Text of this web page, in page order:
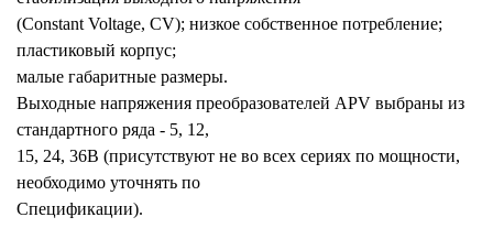
(Constant Voltage, CV); низкое собственное потребление;
пластиковый корпус;
малые габаритные размеры.
Выходные напряжения преобразователей APV выбраны из
стандартного ряда - 5, 12,
15, 24, 36В (присутствуют не во всех сериях по мощности,
необходимо уточнять по
Спецификации).